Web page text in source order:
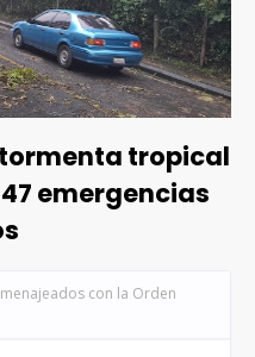
tropical
emergencias
con la Orden